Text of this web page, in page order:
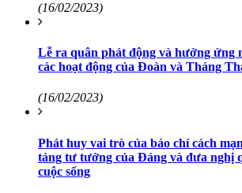
(16/02/2023)
Lễ ra quân phát động và hưởng ứng
các hoạt động của Đoàn và Tháng
(16/02/2023)
Phát huy vai trò của báo chí cách
tảng tư tưởng của Đảng và đưa nghị
cuộc sống